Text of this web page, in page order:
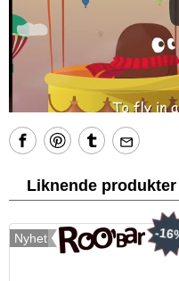
Liknende produkter
Nyhet -